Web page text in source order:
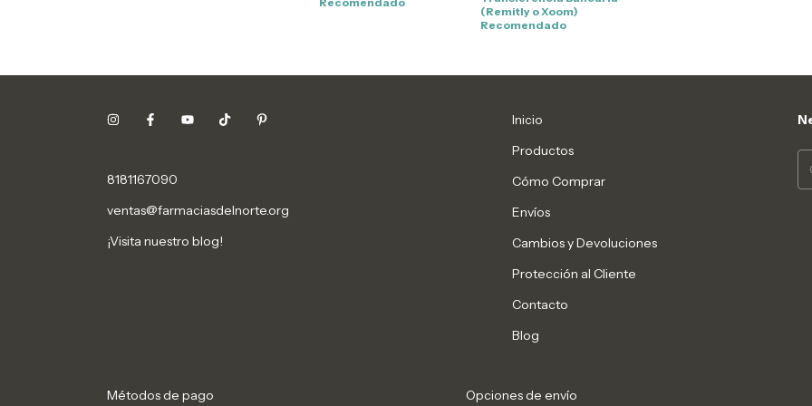
(Remitly o Xoom)
Recomendado
8181167090
ventas@farmaciasdelnorte.org
¡Visita nuestro blog!
Inicio
Productos
Cómo Comprar
Envíos
Cambios y Devoluciones
Protección al Cliente
Contacto
Blog
Métodos de pago Opciones de envío